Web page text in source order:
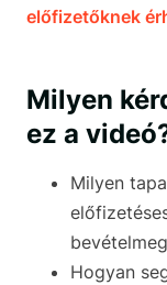
előfizetőknek
Milyen
ez a
Milyen
Hogyan